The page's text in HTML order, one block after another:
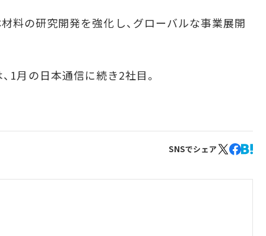
の研究開発を強化し、グローバルな事業展開
の日本通信に続き2社目。
SNSでシェア